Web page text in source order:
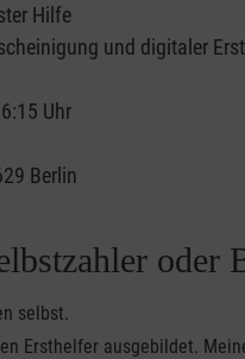
Hilfe
und digitaler
Uhr
Berlin
oder
selbst.
Ersthelfer ausgebildet.